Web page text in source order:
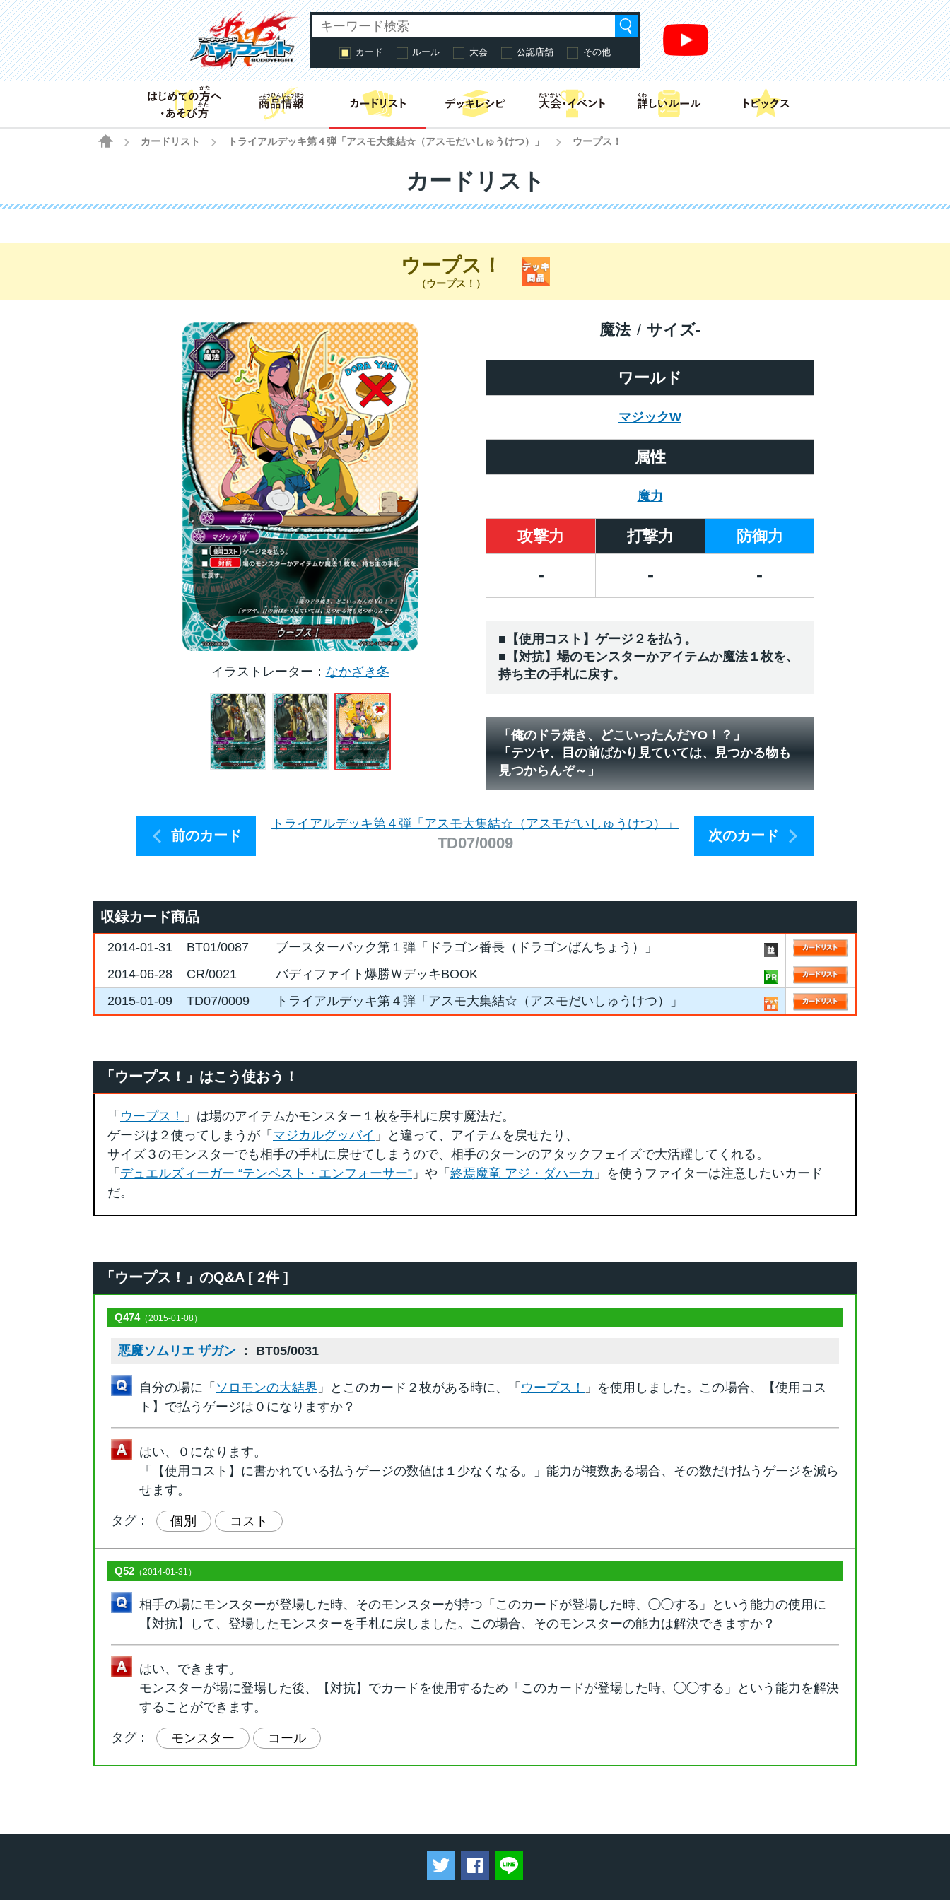
カード ルール 大会 公認店舗 その他
はじめての方へ・あそび方商品情報 カードリスト
HOME
カードリスト トライアルデッキ第４弾「アスモ大集結☆（アスモだいしゅうけつ）」 ウープス！
カードリスト
ウープス！
（ウープス！）
イラストレーター なかざき冬
ワールド
マジックW
魔法 サイズ-
属性
魔力
攻撃力 打撃力 防御力
- - -
■【使用コスト】ゲージ２を払う。
■【対抗】場のモンスターかアイテムか魔法１枚を、
持ち主の手札に戻す。
「俺のドラ焼き、どこいったんだYO！？」
「テツヤ、目の前ばかり見ていては、見つかる物も
見つからんぞ～」
前のカード
トライアルデッキ第４弾「アスモ大集結☆（アスモだいしゅうけつ）」
TD07/0009 次のカード
収録カード商品
2014-01-31 BT01/0087
ブースターパック第１弾「ドラゴン番長（ドラゴンばんちょう）」
2014-06-28
CR/0021
バディファイト爆勝ＷデッキBOOK
2015-01-09
TD07/0009 トライアルデッキ第４弾「アスモ大集結☆（アスモだいしゅうけつ）」
「ウープス！」はこう使おう！
「 ウープス！
」は場のアイテムかモンスター１枚を手札に戻す魔法だ。
ゲージは２使ってしまうが「 マジカルグッバイ 」と違って、アイテムを戻せたり、
サイズ３のモンスターでも相手の手札に戻せてしまうので、相手のターンのアタックフェイズで大活躍してくれる。
「 デュエルズィーガー “テンペスト・エンフォーサー” 」や「 終焉魔竜 アジ・ダハーカ 」を使うファイターは注意したいカード
だ。
「ウープス！」のQ&A [ 2件 ]
Q474（2015-01-08）
悪魔ソムリエ ザガン ： BT05/0031
自分の場に「 ソロモンの大結界 」とこのカード２枚がある時に、「 ウープス！
」を使用しました。この場合、【使用コス
ト】で払うゲージは０になりますか？
はい、０になります。
「【使用コスト】に書かれている払うゲージの数値は１少なくなる。」能力が複数ある場合、その数だけ払うゲージを減ら
せます。
タグ： 個別 コスト
Q52 （2014-01-31）
相手の場にモンスターが登場した時、そのモンスターが持つ「このカードが登場した時、◯◯する」という能力の使用に
【対抗】して、登場したモンスターを手札に戻しました。この場合、そのモンスターの能力は解決できますか？
はい、できます。
モンスターが場に登場した後、【対抗】でカードを使用するため「このカードが登場した時、◯◯する」という能力を解決
することができます。
タグ： モンスター コール
ツイートするFacebookでシェアする